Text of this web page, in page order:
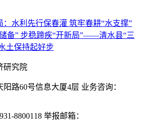
：水利先行保春灌 筑牢春耕“水支撑”
备” 步稳蹄疾“开新局”——清水县“三
土保持起好步
研究院
路60号信息大厦4层 业务咨询：
8800118 举报邮箱：